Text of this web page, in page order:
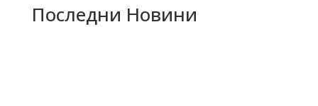
Последни Новини